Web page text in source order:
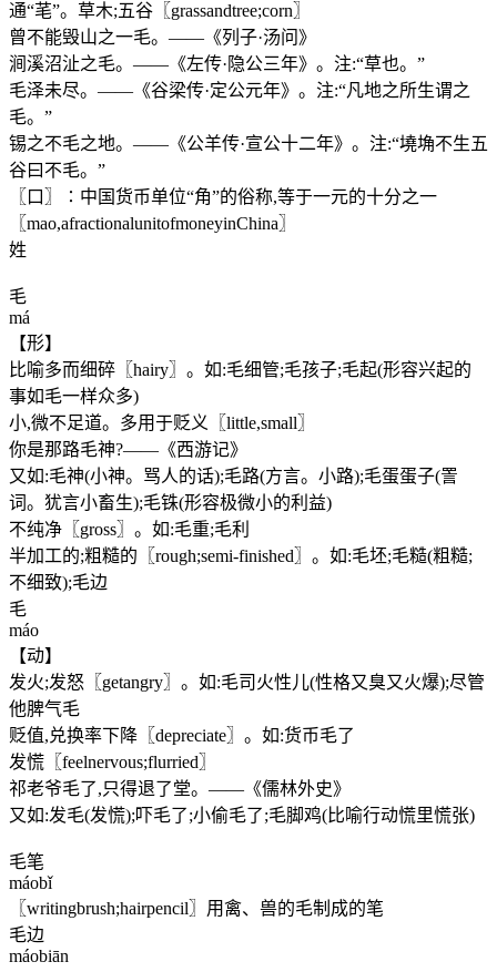
通“芼”。草木;五谷〖grassandtree;corn〗
曾不能毁山之一毛。——《列子·汤问》
涧溪沼沚之毛。——《左传·隐公三年》。注:“草也。”
毛泽未尽。——《谷梁传·定公元年》。注:“凡地之所生谓之
毛。”
锡之不毛之地。——《公羊传·宣公十二年》。注:“墝埆不生五
谷曰不毛。”
〖口〗∶中国货币单位“角”的俗称,等于一元的十分之一
〖mao,afractionalunitofmoneyinChina〗
姓
毛
má
【形】
比喻多而细碎〖hairy〗。如:毛细管;毛孩子;毛起(形容兴起的
事如毛一样众多)
小,微不足道。多用于贬义〖little,small〗
你是那路毛神?——《西游记》
又如:毛神(小神。骂人的话);毛路(方言。小路);毛蛋蛋子(詈
词。犹言小畜生);毛铢(形容极微小的利益)
不纯净〖gross〗。如:毛重;毛利
半加工的;粗糙的〖rough;semi-finished〗。如:毛坯;毛糙(粗糙;
不细致);毛边
毛
máo
【动】
发火;发怒〖getangry〗。如:毛司火性儿(性格又臭又火爆);尽管
他脾气毛
贬值,兑换率下降〖depreciate〗。如:货币毛了
发慌〖feelnervous;flurried〗
祁老爷毛了,只得退了堂。——《儒林外史》
又如:发毛(发慌);吓毛了;小偷毛了;毛脚鸡(比喻行动慌里慌张)
毛笔
máobǐ
〖writingbrush;hairpencil〗用禽、兽的毛制成的笔
毛边
máobiān